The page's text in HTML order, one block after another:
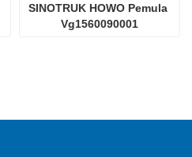
SINOTRUK HOWO Pemula
Vg1560090001